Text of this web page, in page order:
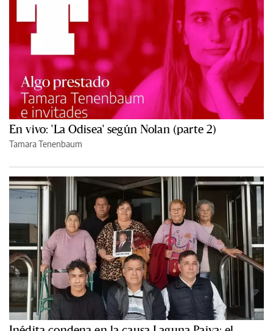
En vivo: 'La Odisea' según Nolan (parte 2)
Tamara Tenenbaum